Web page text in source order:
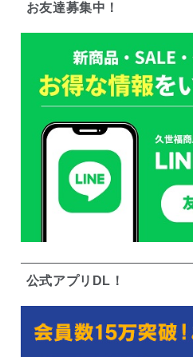
お友達募集中！
公式アプリDL！